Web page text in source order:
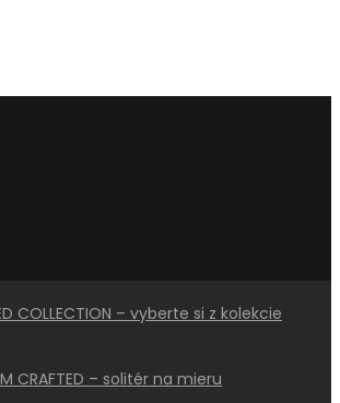
COLLECTION – vyberte si z kolekcie
CRAFTED – solitér na mieru